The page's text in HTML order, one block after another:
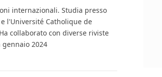
internazionali. Studia presso
l'Université Catholique de
collaborato con diverse riviste
2024